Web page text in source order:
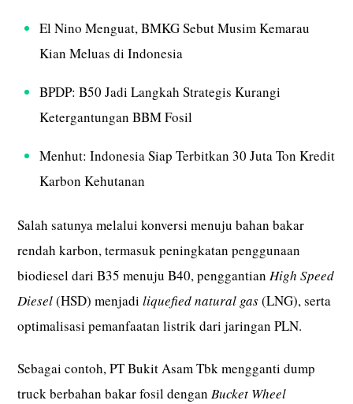
El Nino Menguat, BMKG Sebut Musim Kemarau
Kian Meluas di Indonesia
BPDP: B50 Jadi Langkah Strategis Kurangi
Ketergantungan BBM Fosil
Menhut: Indonesia Siap Terbitkan 30 Juta Ton Kredit
Karbon Kehutanan
Salah satunya melalui konversi menuju bahan bakar
rendah karbon, termasuk peningkatan penggunaan
biodiesel dari B35 menuju B40, penggantianHigh Speed
Diesel(HSD) menjadiliquefied natural gas(LNG), serta
optimalisasi pemanfaatan listrik dari jaringan PLN.
Sebagai contoh, PT Bukit Asam Tbk mengganti dump
truck berbahan bakar fosil denganBucket Wheel